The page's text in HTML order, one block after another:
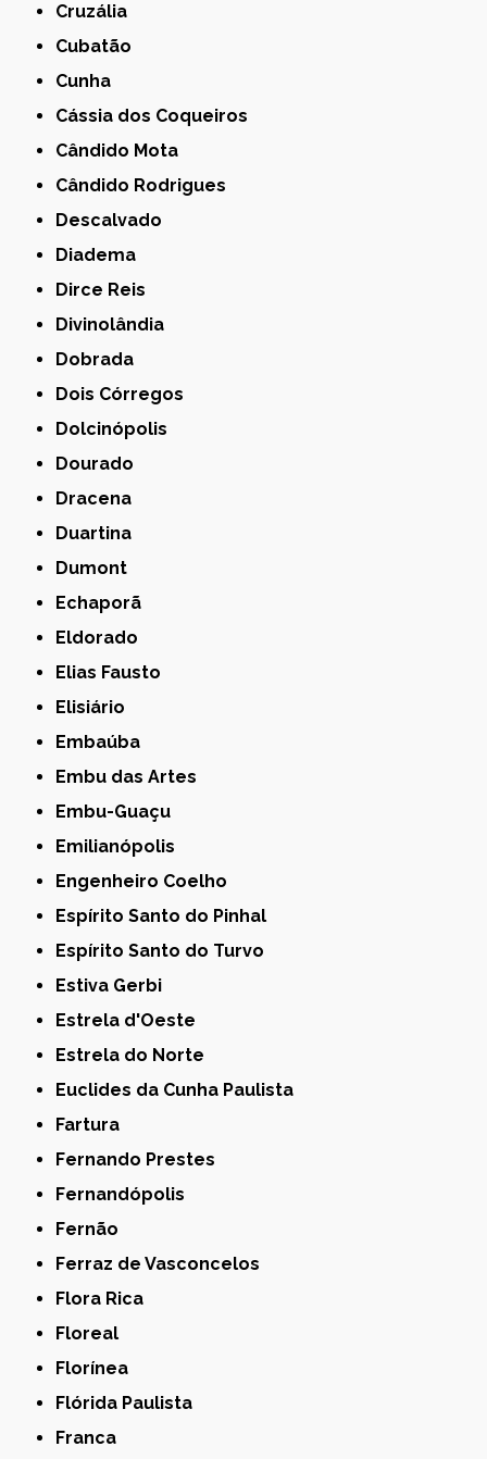
Cruzália
Cubatão
Cunha
Cássia dos Coqueiros
Cândido Mota
Cândido Rodrigues
Descalvado
Diadema
Dirce Reis
Divinolândia
Dobrada
Dois Córregos
Dolcinópolis
Dourado
Dracena
Duartina
Dumont
Echaporã
Eldorado
Elias Fausto
Elisiário
Embaúba
Embu das Artes
Embu-Guaçu
Emilianópolis
Engenheiro Coelho
Espírito Santo do Pinhal
Espírito Santo do Turvo
Estiva Gerbi
Estrela d'Oeste
Estrela do Norte
Euclides da Cunha Paulista
Fartura
Fernando Prestes
Fernandópolis
Fernão
Ferraz de Vasconcelos
Flora Rica
Floreal
Florínea
Flórida Paulista
Franca